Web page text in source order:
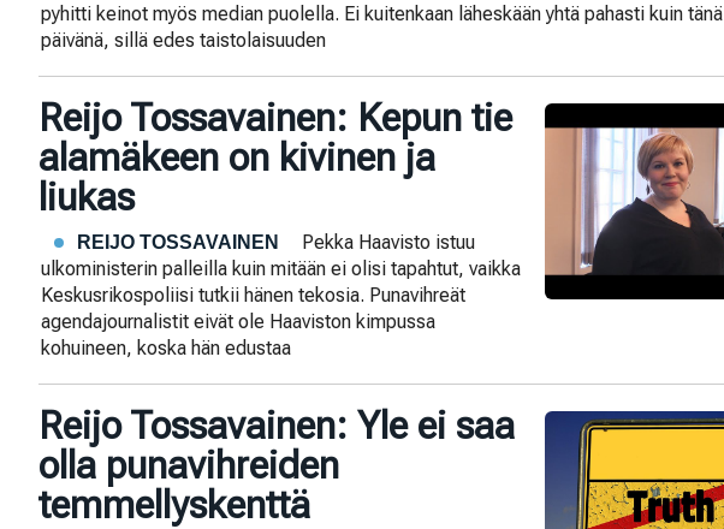
pyhitti keinot myös median puolella. Ei kuitenkaan läheskään yhtä pahasti kuin tänä
päivänä, sillä edes taistolaisuuden
Reijo Tossavainen: Kepun tie
alamäkeen on kivinen ja
liukas
REIJO TOSSAVAINEN
Pekka Haavisto istuu
ulkoministerin palleilla kuin mitään ei olisi tapahtut, vaikka
Keskusrikospoliisi tutkii hänen tekosia. Punavihreät
agendajournalistit eivät ole Haaviston kimpussa
kohuineen, koska hän edustaa
Reijo Tossavainen: Yle ei saa
olla punavihreiden
temmellyskenttä